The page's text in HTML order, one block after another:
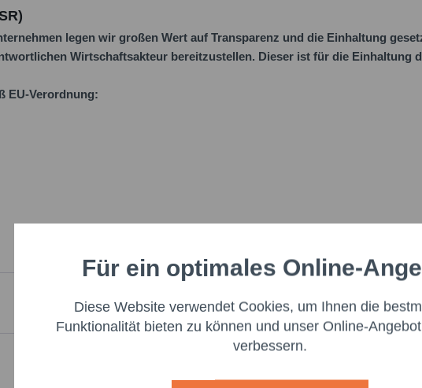
legen wir großen Wert auf Transparenz und die Einhaltung
Wirtschaftsakteur bereitzustellen. Dieser ist für die Einhaltung
EU-Verordnung:
Funktionale
Marketing
Für ein optimales Online-
Diese Website verwendet Cookies, um Ihnen die
Funktionalität bieten zu können und unser Online-
verbessern.